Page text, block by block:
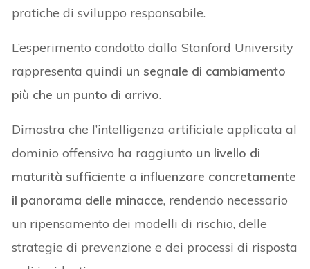
pratiche di sviluppo responsabile.
L’esperimento condotto dalla Stanford University
rappresenta quindi un segnale di cambiamento
più che un punto di arrivo.
Dimostra che l’intelligenza artificiale applicata al
dominio offensivo ha raggiunto un livello di
maturità sufficiente a influenzare concretamente
il panorama delle minacce, rendendo necessario
un ripensamento dei modelli di rischio, delle
strategie di prevenzione e dei processi di risposta